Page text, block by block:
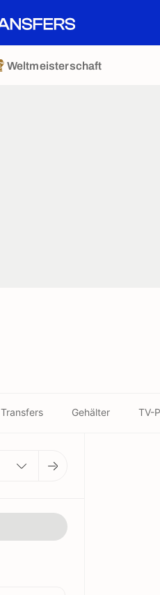
Weltmeisterschaft
Transfers Gehälter TV-